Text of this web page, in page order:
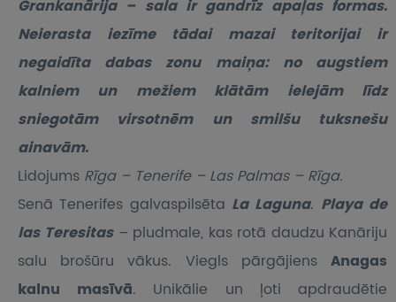
Grankanārija – sala ir gandrīz apaļas formas.
Neierasta iezīme tādai mazai teritorijai ir
negaidīta dabas zonu maiņa: no augstiem
kalniem un mežiem klātām ielejām līdz
sniegotām virsotnēm un smilšu tuksnešu
ainavām.
Lidojums Rīga – Tenerife – Las Palmas – Rīga.
Senā Tenerifes galvaspilsēta La Laguna. Playa de
las Teresitas – pludmale, kas rotā daudzu Kanāriju
salu brošūru vākus. Viegls pārgājiens Anagas
kalnu masīvā. Unikālie un ļoti apdraudētie